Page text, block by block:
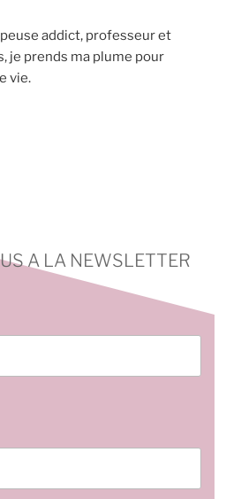
addict, professeur et
je prends ma plume pour
vie.
A LA NEWSLETTER